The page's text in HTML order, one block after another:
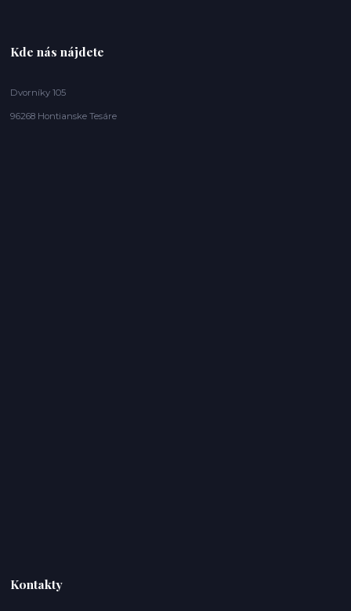
Kde nás nájdete
Dvorníky 105
96268 Hontianske Tesáre
Kontakty